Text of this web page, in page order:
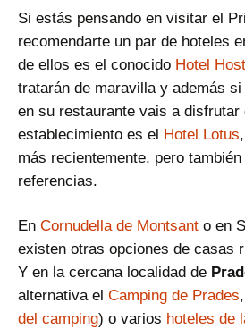
Si estás pensando en visitar el
recomendarte un par de hoteles
de ellos es el conocido Hotel
tratarán de maravilla y además
en su restaurante vais a disfrutar
establecimiento es el Hotel Lotus
más recientemente, pero
referencias.
En Cornudella de Montsant o en
existen otras opciones de casas
Y en la cercana localidad de
alternativa el Camping de Prades
del camping) o varios hoteles de